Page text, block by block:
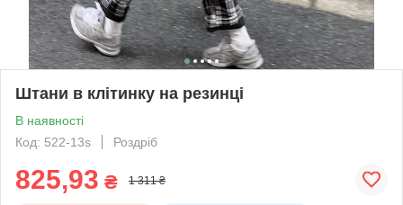
Штани в клітинку на резинці
В наявності
Код: 522-13s
Роздріб
825,93 ₴ 1 311 ₴